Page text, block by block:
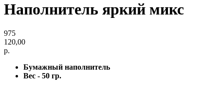
Наполнитель яркий микс
975
120,00
р.
Бумажный наполнитель
Вес - 50 гр.